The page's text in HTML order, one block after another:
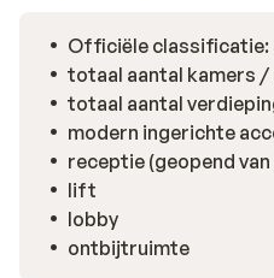
Officiële classificatie:
totaal aantal kamers
totaal aantal
modern ingerichte
receptie (geopend
lift
lobby
ontbijtruimte